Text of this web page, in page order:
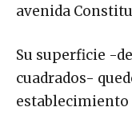
avenida
Su superficie -
cuadrados-
establecimiento